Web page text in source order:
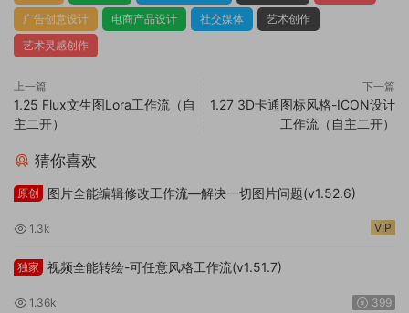
广告创意设计
电商产品设计 社交媒体
艺术创作
艺术灵感创作
上一篇
1.25 Flux文生图Lora工作流（自
主二开）
下一篇
1.27 3D卡通图标风格-ICON设计
工作流（自主二开）
猜你喜欢
原创 图片全能编辑修改工作流—解决一切图片问题(v1.52.6)
1.3k VIP
独家 视频全能转绘-可任意风格工作流(v1.51.7)
1.36k 399